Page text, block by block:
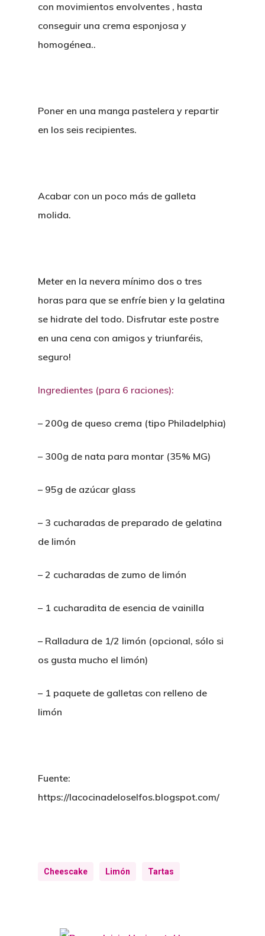
con movimientos envolventes , hasta
conseguir una crema esponjosa y
homogénea..
Poner en una manga pastelera y repartir
en los seis recipientes.
Acabar con un poco más de galleta
molida.
Meter en la nevera mínimo dos o tres
horas para que se enfríe bien y la gelatina
se hidrate del todo. Disfrutar este postre
en una cena con amigos y triunfaréis,
seguro!
Ingredientes (para 6 raciones):
– 200g de queso crema (tipo Philadelphia)
– 300g de nata para montar (35% MG)
– 95g de azúcar glass
– 3 cucharadas de preparado de gelatina
de limón
– 2 cucharadas de zumo de limón
– 1 cucharadita de esencia de vainilla
– Ralladura de 1/2 limón (opcional, sólo si
os gusta mucho el limón)
– 1 paquete de galletas con relleno de
limón
Fuente:
https://lacocinadeloselfos.blogspot.com/
Cheescake Limón Tartas